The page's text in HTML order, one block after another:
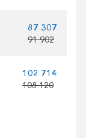
87 307
91 902
102 714
108 120